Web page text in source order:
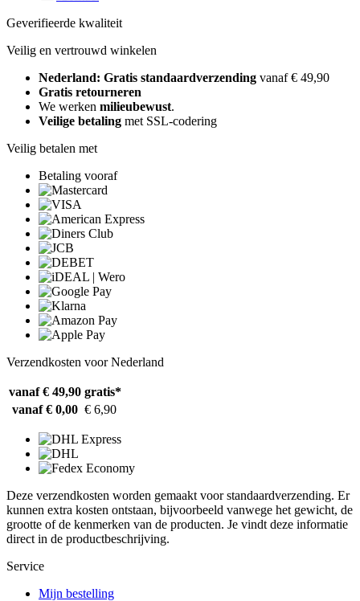
Geverifieerde kwaliteit
Veilig en vertrouwd winkelen
Nederland: Gratis standaardverzending vanaf € 49,90
Gratis retourneren
We werken milieubewust.
Veilige betaling met SSL-codering
Veilig betalen met
Betaling vooraf
Verzendkosten voor Nederland
vanaf € 49,90 gratis*
vanaf € 0,00 € 6,90
Deze verzendkosten worden gemaakt voor standaardverzending. Er
kunnen extra kosten ontstaan, bijvoorbeeld vanwege het gewicht, de
grootte of de kenmerken van de producten. Je vindt deze informatie
direct in de productbeschrijving.
Service
Mijn bestelling